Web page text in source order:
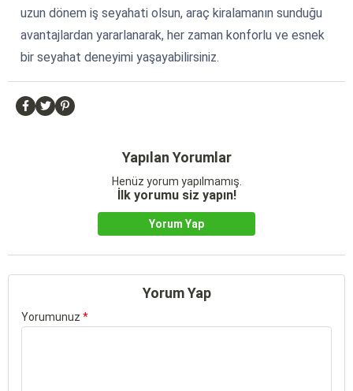
uzun dönem iş seyahati olsun, araç kiralamanın sunduğu
avantajlardan yararlanarak, her zaman konforlu ve esnek
bir seyahat deneyimi yaşayabilirsiniz.
Yapılan Yorumlar
Henüz yorum yapılmamış.
İlk yorumu siz yapın!
Yorum Yap
Yorum Yap
Yorumunuz *